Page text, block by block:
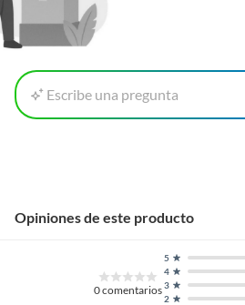
Escribe una pregunta
Opiniones de este producto
0comentarios
2
3
4
5